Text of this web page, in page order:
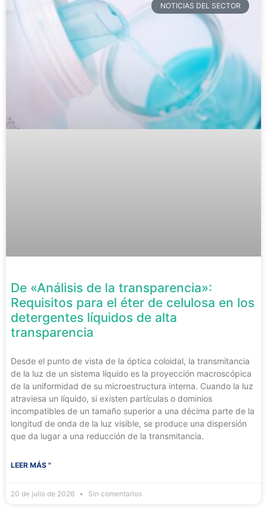
NOTICIAS DEL SECTOR
De «Análisis de la transparencia»:
Requisitos para el éter de celulosa en los
detergentes líquidos de alta
transparencia
Desde el punto de vista de la óptica coloidal, la transmitancia
de la luz de un sistema líquido es la proyección macroscópica
de la uniformidad de su microestructura interna. Cuando la luz
atraviesa un líquido, si existen partículas o dominios
incompatibles de un tamaño superior a una décima parte de la
longitud de onda de la luz visible, se produce una dispersión
que da lugar a una reducción de la transmitancia.
LEER MÁS "
20 de julio de 2026 Sin comentarios